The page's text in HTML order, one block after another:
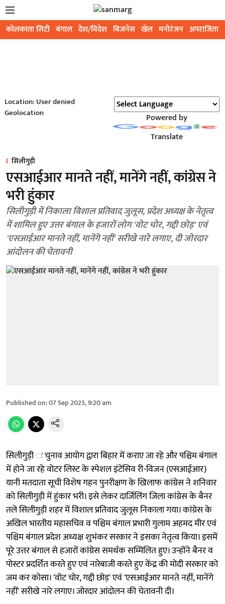
कोलकाता सिटी बंगाल देश/विदेश बिजनेस खेल मनोरंजन अपराजिता
Location: User denied
Geolocation
Powered by
Translate
सिलीगुड़ी
एसआईआर मानते नहीं, मानेंगे नहीं, कांग्रेस ने
भरी हुंकार
सिलीगुड़ी में निकाला विशाल प्रतिवाद जुलूस, प्रदेश अध्यक्ष के नेतृत्व
में शामिल हुए उत्तर बंगाल के हजारों लोग 'वोट चोर, गद्दी छोड़' एवं
'एसआईआर मानते नहीं, मानेंगे नहीं' सरीखे नारे लगाए, दी जोरदार
आंदोलन की चेतावनी
Published on:07 Sep 2025, 9:20 am
सिलीगुड़ी ः चुनाव आयोग द्वारा बिहार में कराए जा रहे और पश्चिम बंगाल
में होने जा रहे वोटर लिस्ट के स्पेशल इंटेंसिव री-विजन (एसआईआर)
यानी मतदाता सूची विशेष गहन पुनरीक्षण के खिलाफ कांग्रेस ने शनिवार
को सिलीगुड़ी में हुंकार भरी। इसे लेकर दार्जिलिंग जिला कांग्रेस के बैनर
तले सिलीगुड़ी शहर में विशाल प्रतिवाद जुलूस निकाला गया। कांग्रेस के
अखिल भारतीय महासचिव व पश्चिम बंगाल प्रभारी गुलाम अहमद मीर एवं
पश्चिम बंगाल प्रदेश अध्यक्ष शुभंकर सरकार ने इसका नेतृत्व किया। इसमें
पूरे उत्तर बंगाल से हजारों कांग्रेस समर्थक सम्मिलित हुए। उन्होंने बैनर व
पोस्टर प्रदर्शित करते हुए एवं नारेबाजी करते हुए केंद्र की मोदी सरकार को
जम कर कोसा। 'वोट चोर, गद्दी छोड़' एवं 'एसआईआर मानते नहीं, मानेंगे
नहीं' सरीखे नारे लगाए। जोरदार आंदोलन की चेतावनी दी।